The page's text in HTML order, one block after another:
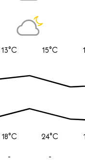
13°C
18°C
-
15°C
24°C
-